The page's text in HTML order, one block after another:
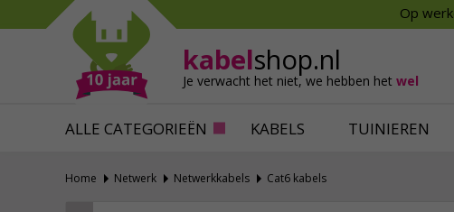
Op
kabelshop.nl
Je verwacht het niet, we hebben het wel
ALLE CATEGORIEËN KABELS TUINIEREN
Mollen verjagen
Slakken bestrijden
Katten verjagen
Alles tegen ongedierte
Verfbenodigdheden
Behangbenodigdheden
Ventilatie
Home Netwerk Netwerkkabels Cat6 kabels